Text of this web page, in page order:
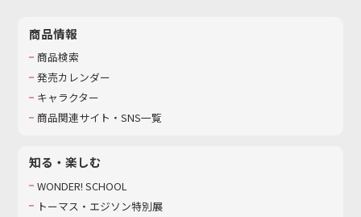
商品情報
商品検索
発売カレンダー
キャラクター
商品関連サイト・SNS一覧
知る・楽しむ
WONDER! SCHOOL
トーマス・エジソン特別展